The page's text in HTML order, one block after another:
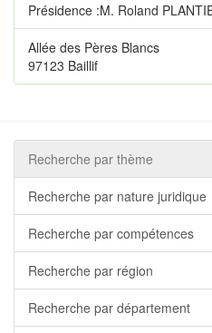
Présidence :M. Roland
Allée des Pères Blancs
97123 Baillif
Recherche par thème
Recherche par nature juridique
Recherche par compétences
Recherche par région
Recherche par département